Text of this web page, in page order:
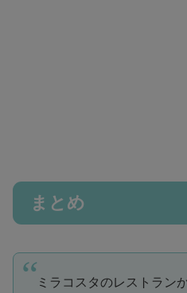
まとめ
ミラコスタのレストラン